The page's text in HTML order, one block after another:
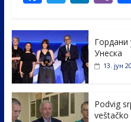
e
b
o
o
k
itt
er e
dI
Гордани
Унеска
13. јун
Podvig
veštačko